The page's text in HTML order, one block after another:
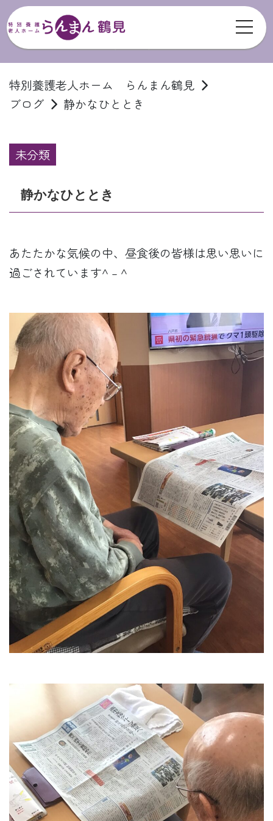
特別養護老人ホーム らんまん鶴見
ブログ
静かなひととき
未分類
静かなひととき
あたたかな気候の中、昼食後の皆様は思い思いに
過ごされています^ – ^